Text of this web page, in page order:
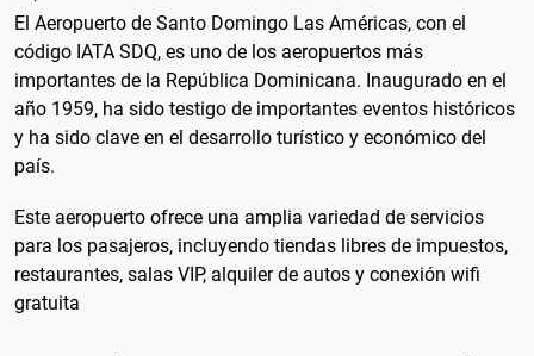
El Aeropuerto de Santo Domingo Las Américas, con el
código IATA SDQ, es uno de los aeropuertos más
importantes de la República Dominicana. Inaugurado en el
año 1959, ha sido testigo de importantes eventos históricos
y ha sido clave en el desarrollo turístico y económico del
país.
Este aeropuerto ofrece una amplia variedad de servicios
para los pasajeros, incluyendo tiendas libres de impuestos,
restaurantes, salas VIP, alquiler de autos y conexión wifi
gratuita